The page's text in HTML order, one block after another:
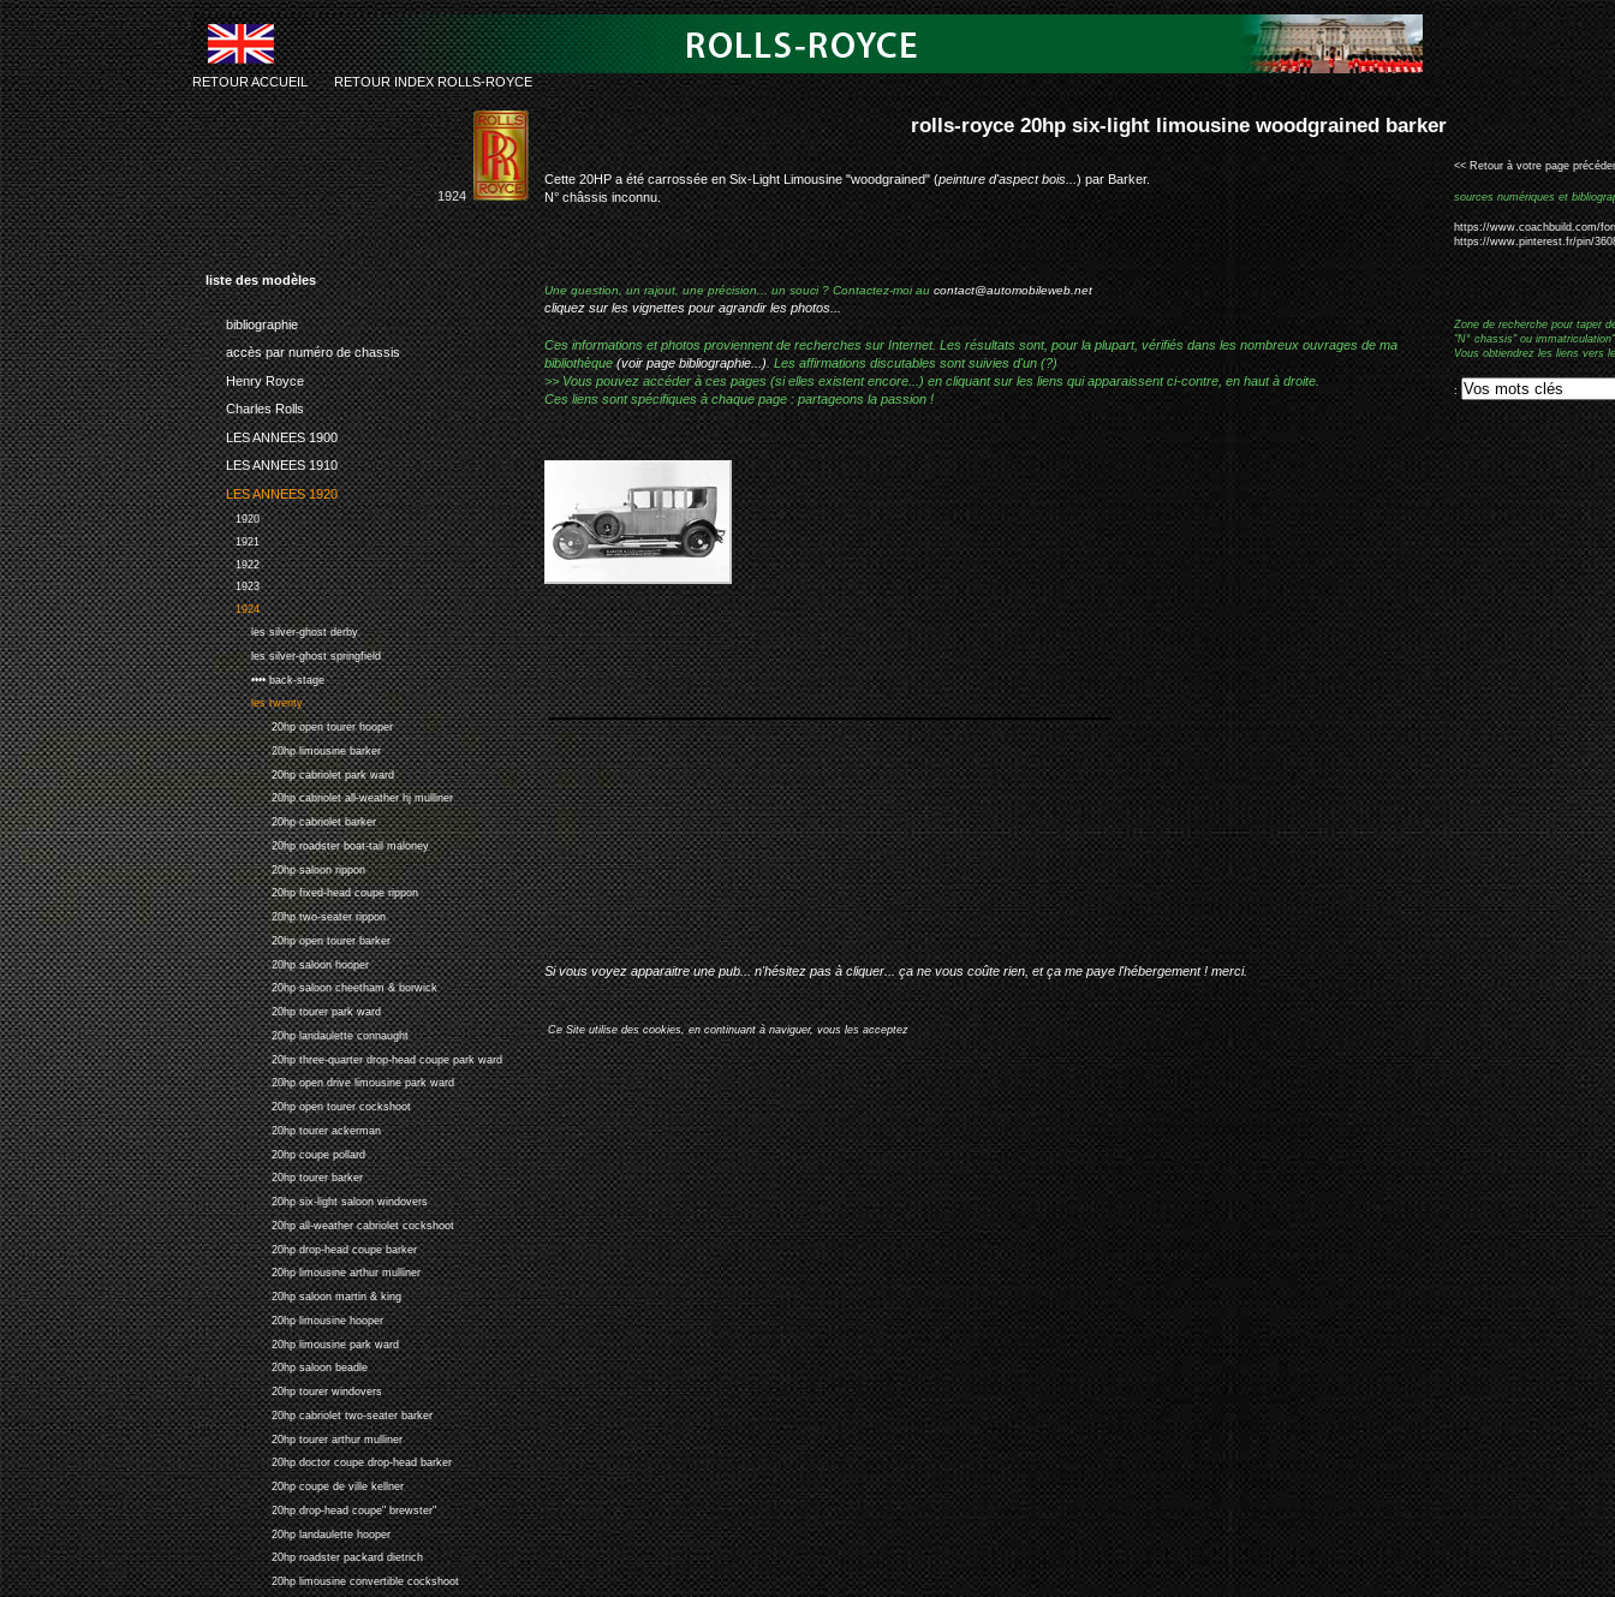
liste des modèles
bibliographie
accès par numéro de chassis
Henry Royce
Charles Rolls
LES ANNEES 1900
LES ANNEES 1910
LES ANNEES 1920
1920
1921
1922
1923
1924
les silver-ghost derby
les silver-ghost springfield
•••• back-stage
les twenty
20hp open tourer hooper
20hp limousine barker
20hp cabriolet park ward
20hp cabriolet all-weather hj mulliner
20hp cabriolet barker
20hp roadster boat-tail maloney
20hp saloon rippon
20hp fixed-head coupe rippon
20hp two-seater rippon
20hp open tourer barker
20hp saloon hooper
20hp saloon cheetham & borwick
20hp tourer park ward
20hp landaulette connaught
20hp three-quarter drop-head coupe park ward
20hp open drive limousine park ward
20hp open tourer cockshoot
20hp tourer ackerman
20hp coupe pollard
20hp tourer barker
20hp six-light saloon windovers
20hp all-weather cabriolet cockshoot
20hp drop-head coupe barker
20hp limousine arthur mulliner
20hp saloon martin & king
20hp limousine hooper
20hp limousine park ward
20hp saloon beadle
20hp tourer windovers
20hp cabriolet two-seater barker
20hp tourer arthur mulliner
20hp doctor coupe drop-head barker
20hp coupe de ville kellner
20hp drop-head coupe" brewster"
20hp landaulette hooper
20hp roadster packard dietrich
20hp limousine convertible cockshoot
rolls-royce 20hp six-light limousine woodgrained barker
RETOUR ACCUEIL-RETOUR INDEX ROLLS-ROYCE
1924
Cette 20HP a été carrossée en Six-Light Limousine "woodgrained" (peinture d'aspect bois...) par Barker.
N° châssis inconnu.
Une question, un rajout, une précision... un souci ? Contactez-moi aucontact@automobileweb.net
cliquez sur les vignettes pour agrandir les photos...
Ces informations et photos proviennent de recherches sur Internet. Les résultats sont, pour la plupart, vérifiés dans les nombreux ouvrages de ma
bibliothèque(voir page bibliographie...). Les affirmations discutables sont suivies d'un (?)
>> Vous pouvez accéder à ces pages (si elles existent encore...) en cliquant sur les liens qui apparaissent ci-contre, en haut à droite.
Ces liens sont spécifiques à chaque page : partageons la passion !
Si vous voyez apparaitre une pub... n'hésitez pas à cliquer... ça ne vous coûte rien, et ça me paye l'hébergement ! merci.
Ce Site utilise des cookies, en continuant à naviguer, vous les acceptez
<< Retour à votre page
sources numériques et
https://www.coachbuild.com/
https://www.pinterest.fr/pin/
Zone de recherche pour taper
"N° chassis" ou
Vous obtiendrez les liens vers
: